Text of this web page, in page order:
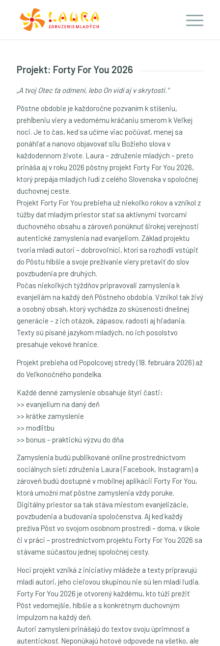
Projekt: Forty For You 2026
„A tvoj Otec ťa odmení, lebo On vidí aj v skrytosti.“
Pôstne obdobie je každoročne pozvaním k stíšeniu,
prehĺbeniu viery a vedomému kráčaniu smerom k Veľkej
noci. Je to čas, keď sa učíme viac počúvať, menej sa
ponáhľať a nanovo objavovať silu Božieho slova v
každodennom živote. Laura – združenie mladých – preto
prináša aj v roku 2026 pôstny projekt Forty For You 2026,
ktorý prepája mladých ľudí z celého Slovenska v spoločnej
duchovnej ceste.
Projekt Forty For You prebieha už niekoľko rokov a vznikol z
túžby dať mladým priestor stať sa aktívnymi tvorcami
duchovného obsahu a zároveň ponúknuť širokej verejnosti
autentické zamyslenia nad evanjeliom. Základ projektu
tvoria mladí autori – dobrovoľníci, ktorí sa rozhodli vstúpiť
do Pôstu hlbšie a svoje prežívanie viery pretaviť do slov
povzbudenia pre druhých.
Počas niekoľkých týždňov pripravovali zamyslenia k
evanjeliám na každý deň Pôstneho obdobia. Vznikol tak živý
a osobný obsah, ktorý vychádza zo skúseností dnešnej
generácie – z ich otázok, zápasov, radostí aj hľadania.
Texty sú písané jazykom mladých, no ich posolstvo
presahuje vekové hranice.
Projekt prebieha od Popolcovej stredy (18. februára 2026) až
do Veľkonočného pondelka.
Každé denné zamyslenie obsahuje štyri časti:
>> evanjelium na daný deň
>> krátke zamyslenie
>> modlitbu
>> bonus – praktickú výzvu do dňa
Zamyslenia budú publikované online prostredníctvom
sociálnych sietí združenia Laura (Facebook, Instagram) a
zároveň budú dostupné v mobilnej aplikácii Forty For You,
ktorá umožní mať pôstne zamyslenia vždy poruke.
Digitálny priestor sa tak stáva miestom evanjelizácie,
povzbudenia a budovania spoločenstva. Aj keď každý
prežíva Pôst vo svojom osobnom prostredí – doma, v škole
či v práci – prostredníctvom projektu Forty For You 2026 sa
stávame súčasťou jednej spoločnej cesty.
Hoci projekt vzniká z iniciatívy mládeže a texty pripravujú
mladí autori, jeho cieľovou skupinou nie sú len mladí ľudia.
Forty For You 2026 je otvorený každému, kto túži prežiť
Pôst vedomejšie, hlbšie a s konkrétnym duchovným
impulzom na každý deň.
Autori zamyslení prinášajú do textov svoju úprimnosť a
autentickosť. Neponúkajú hotové odpovede na všetko, ale